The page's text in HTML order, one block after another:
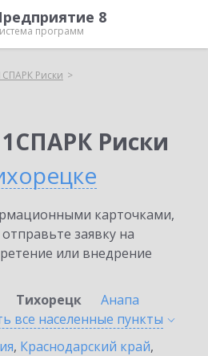
8
программ
Риски
Риски
карточками,
заявку на
или внедрение
Тихорецк
Анапа
все населенные пункты
, Краснодарский край,